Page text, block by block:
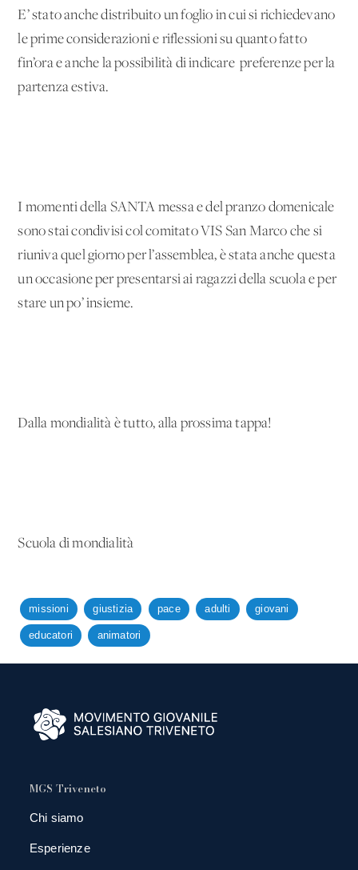
E’ stato anche distribuito un foglio in cui si richiedevano
le prime considerazioni e riflessioni su quanto fatto
fin’ora e anche la possibilità di indicare preferenze per la
partenza estiva.
I momenti della SANTA messa e del pranzo domenicale
sono stai condivisi col comitato VIS San Marco che si
riuniva quel giorno per l’assemblea, è stata anche questa
un occasione per presentarsi ai ragazzi della scuola e per
stare un po’ insieme.
Dalla mondialità è tutto, alla prossima tappa!
Scuola di mondialità
missioni giustizia pace adulti giovani
educatori animatori
MGS Triveneto
Chi siamo
Esperienze